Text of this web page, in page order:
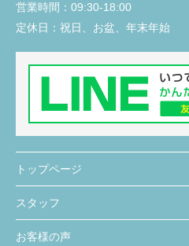
営業時間： 09:30-18:00
定休日： 祝日、お盆、年末年始
トップページ
スタッフ
お客様の声